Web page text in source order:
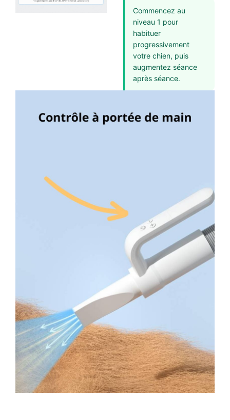
Commencez au
niveau 1 pour
habituer
progressivement
votre chien, puis
augmentez séance
après séance.